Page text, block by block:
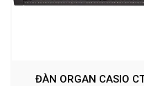
ĐÀN ORGAN CASIO